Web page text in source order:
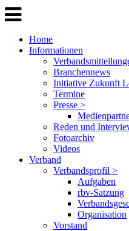
Home
Informationen
Branchennews
Initiative Zukunft
Termine
Presse >
Reden und
Fotoarchiv
Videos
Verband
Verbandsprofil >
Aufgaben
rbv-Satzung
Organisation
Vorstand